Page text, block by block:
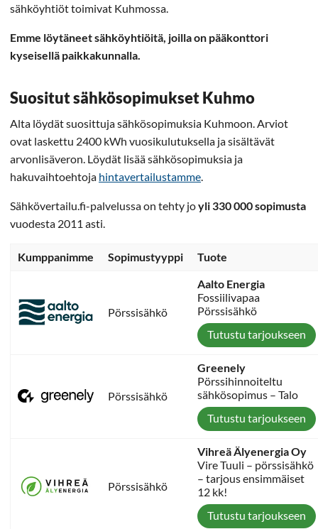
sähköyhtiöt toimivat Kuhmossa.
Emme löytäneet sähköyhtiöitä, joilla on pääkonttori
kyseisellä paikkakunnalla.
Suositut sähkösopimukset Kuhmo
Alta löydät suosittuja sähkösopimuksia Kuhmoon. Arviot
ovat laskettu 2400 kWh vuosikulutuksella ja sisältävät
arvonlisäveron. Löydät lisää sähkösopimuksia ja
hakuvaihtoehtoja hintavertailustamme
Sähkövertailu.fi-palvelussa on tehty joyli 330 000 sopimusta
vuodesta 2011 asti.
Kumppanimme Sopimustyyppi Tuote
Pörssisähkö
Aalto Energia
Fossiilivapaa
Pörssisähkö
Tutustu tarjoukseen
Pörssisähkö
Greenely
Pörssihinnoiteltu
sähkösopimus – Talo
Tutustu tarjoukseen
Pörssisähkö
Vihreä Älyenergia Oy
Vire Tuuli – pörssisähkö
– tarjous ensimmäiset
12 kk!
Tutustu tarjoukseen